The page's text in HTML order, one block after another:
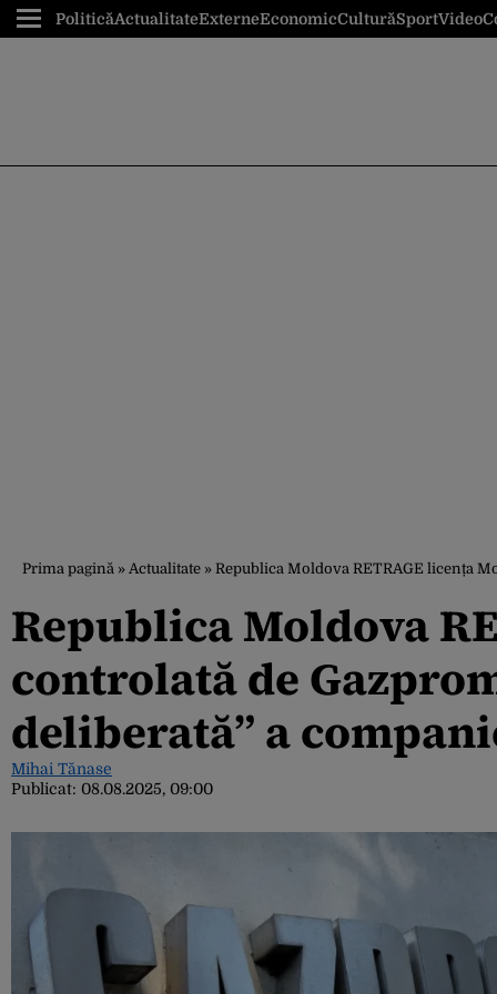
PoliticăActualitateExterneEconomicCulturăSportVideo
Prima pagină » Actualitate » Republica Moldova RETRAGE licența
Republica Moldova
controlată de
deliberată” a
Mihai Tănase
Publicat: 08.08.2025, 09:00